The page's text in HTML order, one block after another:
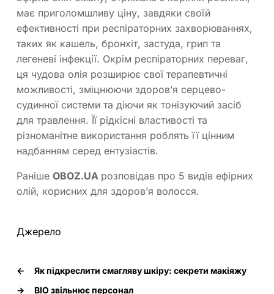
має приголомшливу ціну, завдяки своїй
ефективності при респіраторних захворюваннях,
таких як кашель, бронхіт, застуда, грип та
легеневі інфекції. Окрім респіраторних переваг,
ця чудова олія розширює свої терапевтичні
можливості, зміцнюючи здоров’я серцево-
судинної системи та діючи як тонізуючий засіб
для травлення. Її рідкісні властивості та
різноманітне використання роблять її цінним
надбанням серед ентузіастів.
Раніше OBOZ.UA розповідав про 5 видів ефірних
олій, корисних для здоров’я волосся.
Джерело
←
Як підкреслити смагляву шкіру: секрети макіяжу
→
BIO звільнює персонал